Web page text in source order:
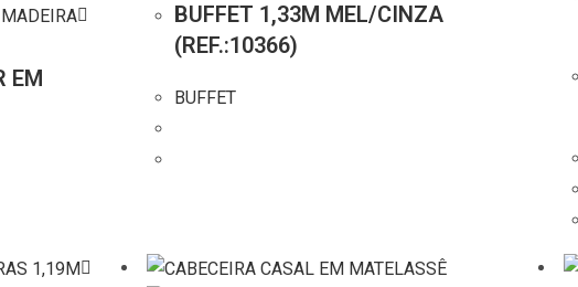
EM
BUFFET 1,33M MEL/CINZA
(REF.:10366)
BUFFET